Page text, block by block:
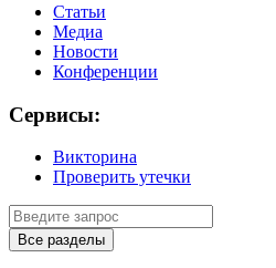
Статьи
Медиа
Новости
Конференции
Сервисы:
Викторина
Проверить утечки
Все разделы